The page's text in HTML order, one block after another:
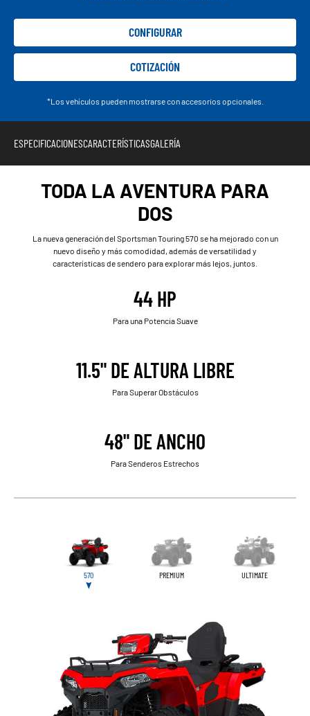
CONFIGURAR
COTIZACIÓN
*Los vehículos pueden mostrarse con accesorios opcionales.
ESPECIFICACIONESCARACTERÍSTICASGALERÍA
TODA LA AVENTURA PARA
DOS
La nueva generación del Sportsman Touring 570 se ha mejorado con un
nuevo diseño y más comodidad, además de versatilidad y
características de sendero para explorar más lejos, juntos.
44 HP
Para una Potencia Suave
11.5" DE ALTURA LIBRE
Para Superar Obstáculos
48" DE ANCHO
Para Senderos Estrechos
570 PREMIUM ULTIMATE